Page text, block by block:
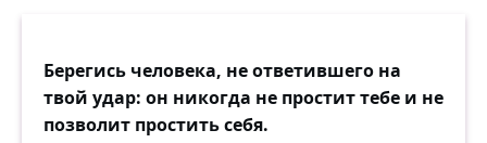
Берегись человека, не ответившего на
твой удар: он никогда не простит тебе и не
позволит простить себя.